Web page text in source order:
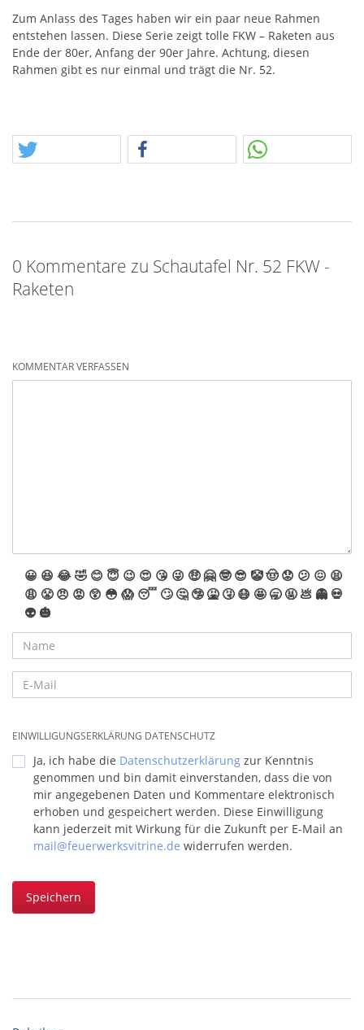
Zum Anlass des Tages haben wir ein paar neue Rahmen
entstehen lassen. Diese Serie zeigt tolle FKW – Raketen aus
Ende der 80er, Anfang der 90er Jahre. Achtung, diesen
Rahmen gibt es nur einmal und trägt die Nr. 52.
0 Kommentare zu Schautafel Nr. 52 FKW -
Raketen
KOMMENTAR VERFASSEN
😀 😆 😂🤣 😊 😇 😉 😍 😘 😜 🤑 🤗 🤓 😎 🤡🤠 😟 😕 😖 😫
😩 😤 😠 😡 😲 😳 😱 😴 🙄 🤔 🤥 🤮 🤧 😷 🤩 🥱 🤬 💩 👻 💀
👽 🎃
EINWILLIGUNGSERKLÄRUNG DATENSCHUTZ
Ja, ich habe die Datenschutzerklärung zur Kenntnis
genommen und bin damit einverstanden, dass die von
mir angegebenen Daten und Kommentare elektronisch
erhoben und gespeichert werden. Diese Einwilligung
kann jederzeit mit Wirkung für die Zukunft per E-Mail an
mail@feuerwerksvitrine.de widerrufen werden.
Speichern